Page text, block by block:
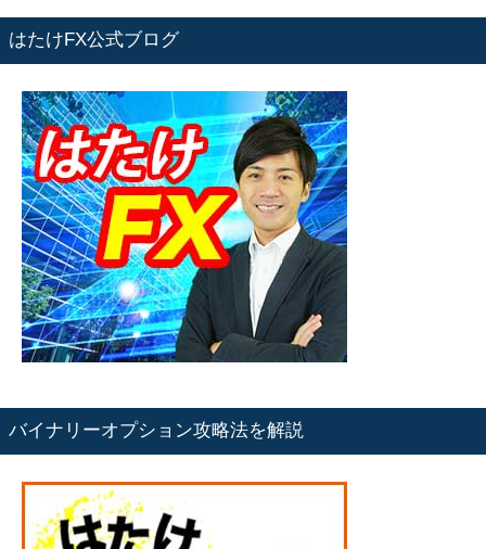
はたけFX公式ブログ
バイナリーオプション攻略法を解説